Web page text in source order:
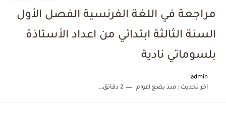
مراجعة في اللغة الفرنسية الفصل الأول
السنة الثالثة ابتدائي من اعداد الأستاذة
بلسوماتي نادية
admin
اخر تحديث :منذ بضع اعوام 2 دقائق للقراءة